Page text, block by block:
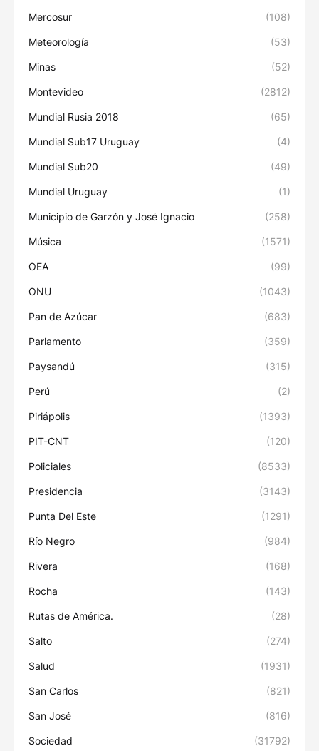
Mercosur (108)
Meteorología (53)
Minas (52)
Montevideo (2812)
Mundial Rusia 2018 (65)
Mundial Sub17 Uruguay (4)
Mundial Sub20 (49)
Mundial Uruguay (1)
Municipio de Garzón y José Ignacio (258)
Música (1571)
OEA (99)
ONU (1043)
Pan de Azúcar (683)
Parlamento (359)
Paysandú (315)
Perú (2)
Piriápolis (1393)
PIT-CNT (120)
Policiales (8533)
Presidencia (3143)
Punta Del Este (1291)
Río Negro (984)
Rivera (168)
Rocha (143)
Rutas de América. (28)
Salto (274)
Salud (1931)
San Carlos (821)
San José (816)
Sociedad (31792)